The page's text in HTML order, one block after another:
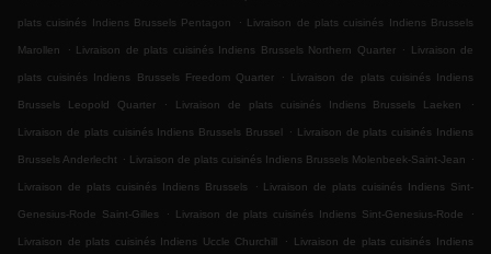
plats cuisinés Indiens Brussels Pentagon . Livraison de plats cuisinés Indiens Brussels
Marollen . Livraison de plats cuisinés Indiens Brussels Northern Quarter . Livraison de
plats cuisinés Indiens Brussels Freedom Quarter . Livraison de plats cuisinés Indiens
Brussels Leopold Quarter . Livraison de plats cuisinés Indiens Brussels Laeken .
Livraison de plats cuisinés Indiens Brussels Brussel . Livraison de plats cuisinés Indiens
Brussels Anderlecht . Livraison de plats cuisinés Indiens Brussels Molenbeek-Saint-Jean .
Livraison de plats cuisinés Indiens Brussels . Livraison de plats cuisinés Indiens Sint-
Genesius-Rode Saint-Gilles . Livraison de plats cuisinés Indiens Sint-Genesius-Rode .
Livraison de plats cuisinés Indiens Uccle Churchill . Livraison de plats cuisinés Indiens